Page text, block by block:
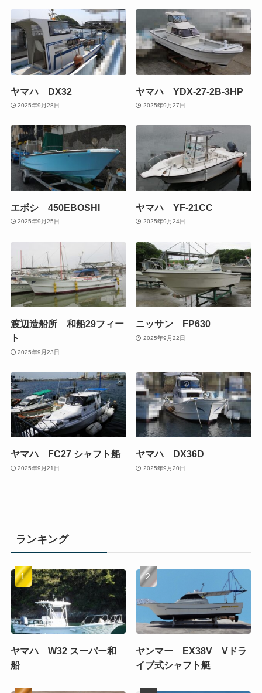
ヤマハ DX32
2025年9月28日
ヤマハ YDX-27-2B-3HP
2025年9月27日
エボシ 450EBOSHI
2025年9月25日
ヤマハ YF-21CC
2025年9月24日
渡辺造船所 和船29フィー
ト
2025年9月23日
ニッサン FP630
2025年9月22日
ヤマハ FC27 シャフト船
2025年9月21日
ヤマハ DX36D
2025年9月20日
ランキング
ヤマハ W32 スーパー和
船
ヤンマー EX38V Vドラ
イブ式シャフト艇